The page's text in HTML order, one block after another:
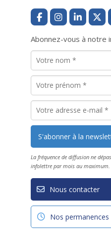
Abonnez-vous à notre
La fréquence de diffusion ne
infolettre par mois au maximum.
Nous contacter
Nos permanences